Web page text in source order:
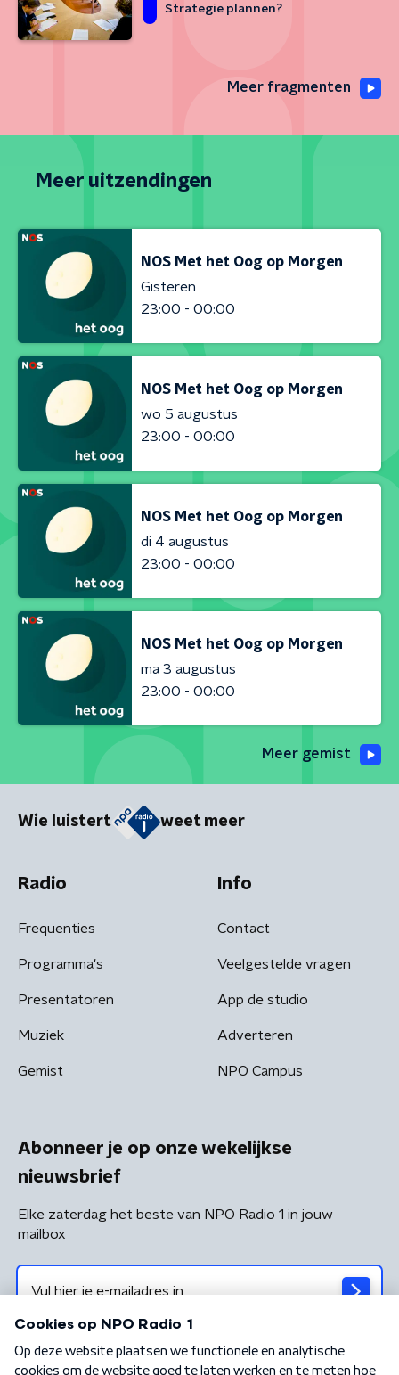
Strategie plannen?
Meer fragmenten
Meer uitzendingen
NOS Met het Oog op Morgen
Gisteren
23:00 - 00:00
NOS Met het Oog op Morgen
wo 5 augustus
23:00 - 00:00
NOS Met het Oog op Morgen
di 4 augustus
23:00 - 00:00
NOS Met het Oog op Morgen
ma 3 augustus
23:00 - 00:00
Meer gemist
Wie luistert weet meer
Radio
Frequenties
Programma's
Presentatoren
Muziek
Gemist
Info
Contact
Veelgestelde vragen
App de studio
Adverteren
NPO Campus
Abonneer je op onze wekelijkse
nieuwsbrief
Elke zaterdag het beste van NPO Radio 1 in jouw
mailbox